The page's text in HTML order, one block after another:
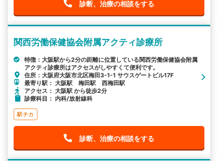
診断、治療の相談をする
関西労働保健協会附属アクティ診療所
特徴：大阪駅から2分の距離に位置している関西労働保健協会附属
アクティ診療所はアクセスがしやすくて便利です。
住所：大阪府大阪市北区梅田3-1-1 サウスゲートビル17F
最寄り駅： 大阪駅 梅田駅 西梅田駅
アクセス： 大阪駅 から徒歩2分
診療科目： 内科/放射線科
駅チカ
診断、治療の相談をする